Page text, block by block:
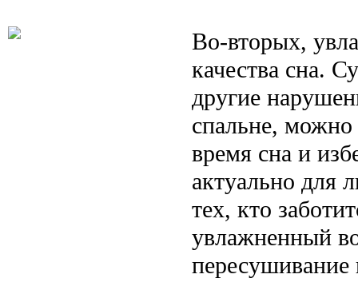
Во-вторых,
качества сна.
другие
спальне, можно
время сна и
актуально для
тех, кто
увлажненный
пересушивание